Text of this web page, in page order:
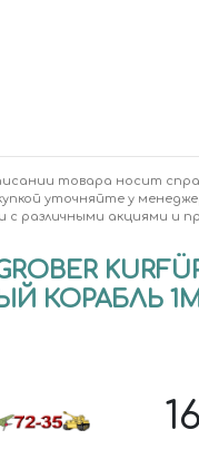
товара носит
уточняйте у
с различными акциями и
КОРАБЛЬ